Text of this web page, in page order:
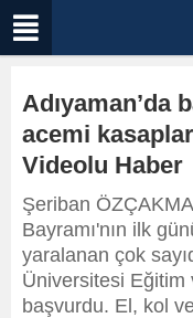
Adıyaman’da
acemi
Videolu Haber
Şeriban
Bayramı'nın ilk
yaralanan çok
Üniversitesi Eğitim
başvurdu. El, kol